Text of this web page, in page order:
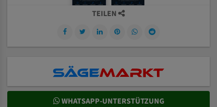
TEILEN
WHATSAPP-UNTERSTÜTZUNG